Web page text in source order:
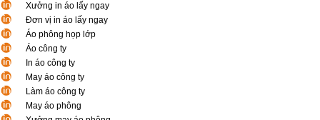
Xưởng in áo lấy ngay
Đơn vị in áo lấy ngay
Áo phông họp lớp
Áo công ty
In áo công ty
May áo công ty
Làm áo công ty
May áo phông